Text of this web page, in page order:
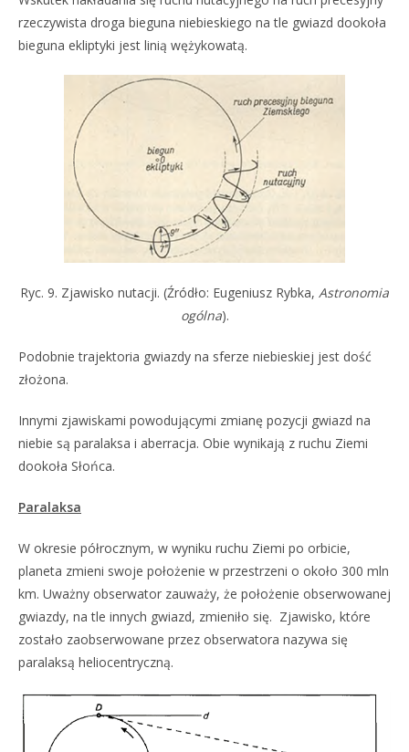
rzeczywista droga bieguna niebieskiego na tle gwiazd dookoła
bieguna ekliptyki jest linią wężykowatą.
Ryc. 9. Zjawisko nutacji. (Źródło: Eugeniusz Rybka, Astronomia
ogólna).
Podobnie trajektoria gwiazdy na sferze niebieskiej jest dość
złożona.
Innymi zjawiskami powodującymi zmianę pozycji gwiazd na
niebie są paralaksa i aberracja. Obie wynikają z ruchu Ziemi
dookoła Słońca.
Paralaksa
W okresie półrocznym, w wyniku ruchu Ziemi po orbicie,
planeta zmieni swoje położenie w przestrzeni o około 300 mln
km. Uważny obserwator zauważy, że położenie obserwowanej
gwiazdy, na tle innych gwiazd, zmieniło się. Zjawisko, które
zostało zaobserwowane przez obserwatora nazywa się
paralaksą heliocentryczną.